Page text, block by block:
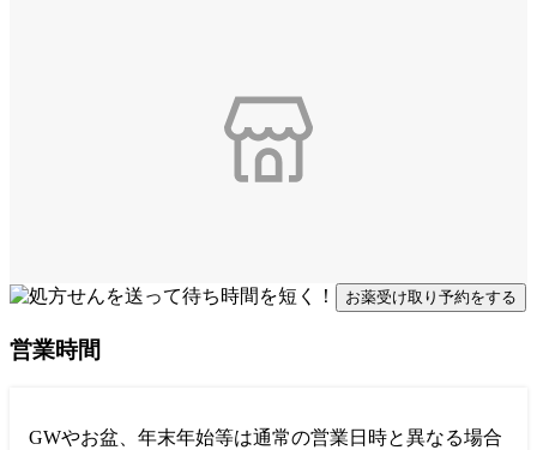
お薬受け取り予約をする
営業時間
GWやお盆、年末年始等は通常の営業日時と異なる場合